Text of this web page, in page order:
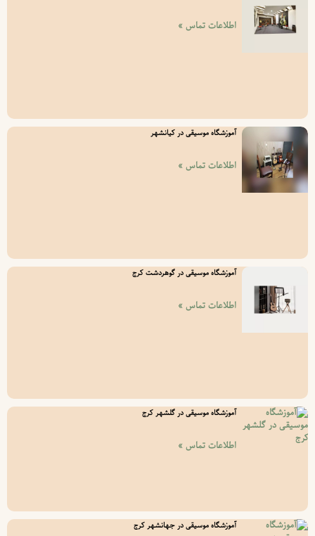
اطلاعات تماس »
آموزشگاه موسیقی در کیانشهر
اطلاعات تماس »
آموزشگاه موسیقی در گوهردشت کرج
اطلاعات تماس »
آموزشگاه موسیقی در گلشهر کرج
اطلاعات تماس »
آموزشگاه موسیقی در جهانشهر کرج